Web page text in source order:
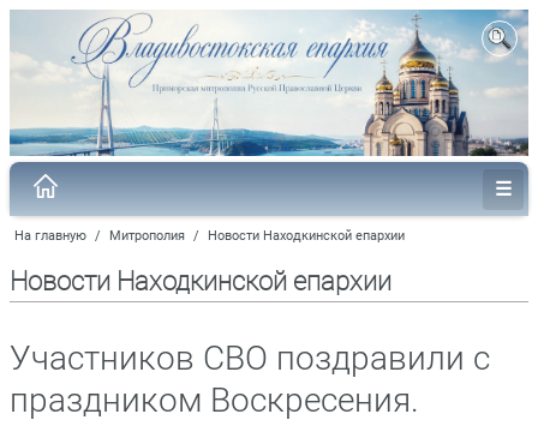
На главную / Митрополия / Новости Находкинской епархии
Новости Находкинской епархии
Участников СВО поздравили с
праздником Воскресения.